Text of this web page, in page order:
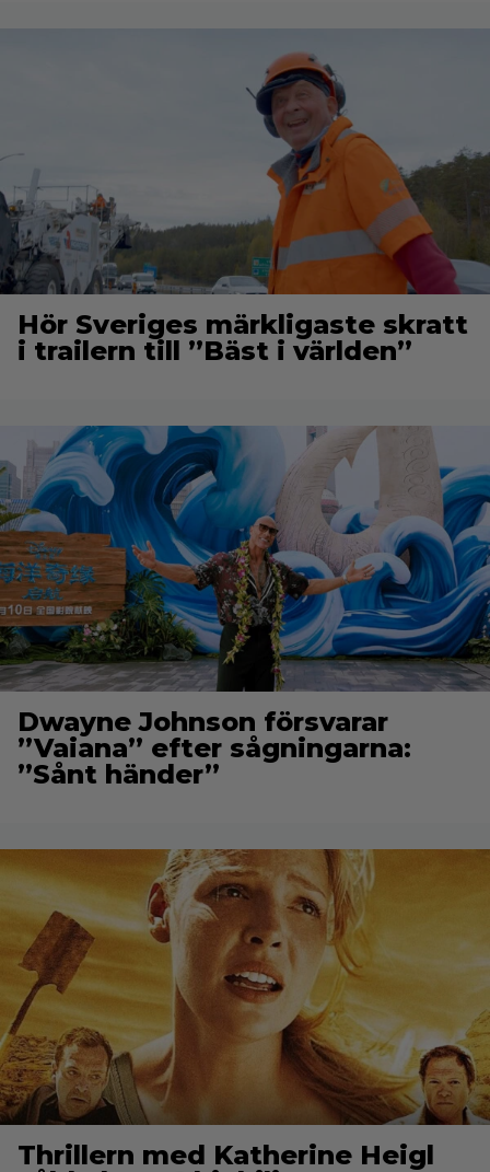
Hör Sveriges märkligaste skratt
i trailern till ”Bäst i världen”
Dwayne Johnson försvarar
”Vaiana” efter sågningarna:
”Sånt händer”
Thrillern med Katherine Heigl